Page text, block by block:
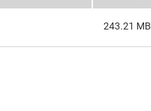
243.21 MB